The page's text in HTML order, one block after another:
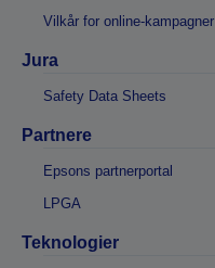
Vilkår for online-kampagner
Jura
Safety Data Sheets
Partnere
Epsons partnerportal
LPGA
Teknologier